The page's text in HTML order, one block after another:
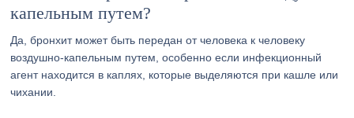
капельным путем?
Да, бронхит может быть передан от человека к человеку
воздушно-капельным путем, особенно если инфекционный
агент находится в каплях, которые выделяются при кашле или
чихании.